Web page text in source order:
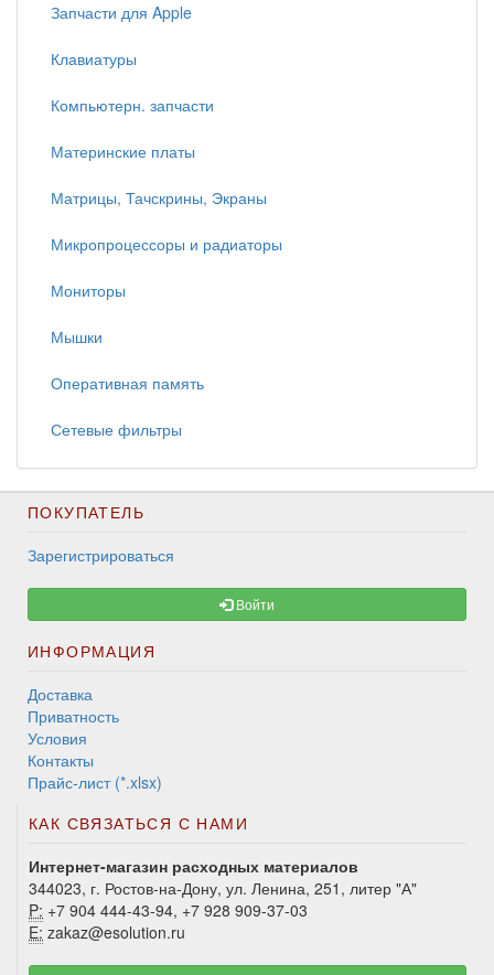
Запчасти для Apple
Клавиатуры
Компьютерн. запчасти
Материнские платы
Матрицы, Тачскрины, Экраны
Микропроцессоры и радиаторы
Мониторы
Мышки
Оперативная память
Сетевые фильтры
ПОКУПАТЕЛЬ
Зарегистрироваться
Войти
ИНФОРМАЦИЯ
Доставка
Приватность
Условия
Контакты
Прайс-лист (*.xlsx)
КАК СВЯЗАТЬСЯ С НАМИ
Интернет-магазин расходных материалов
344023, г. Ростов-на-Дону, ул. Ленина, 251, литер "А"
P: +7 904 444-43-94, +7 928 909-37-03
E: zakaz@esolution.ru